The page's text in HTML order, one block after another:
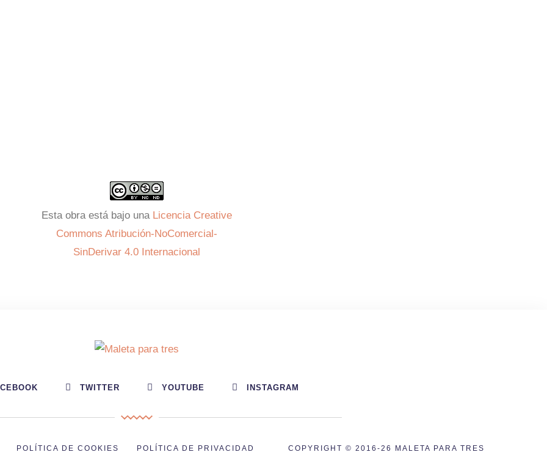
Esta obra está bajo una Licencia Creative
Commons Atribución-NoComercial-
SinDerivar 4.0 Internacional
TWITTER YOUTUBE INSTAGRAM
POLÍTICA DE COOKIES POLÍTICA DE PRIVACIDAD COPYRIGHT © 2016-26 MALETA PARA TRES